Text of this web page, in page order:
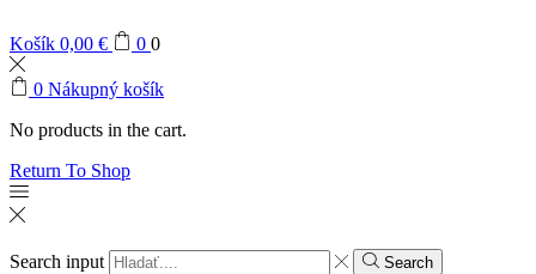
Košík 0,00 € 0 0
0 Nákupný košík
No products in the cart.
Return To Shop
Search input Search